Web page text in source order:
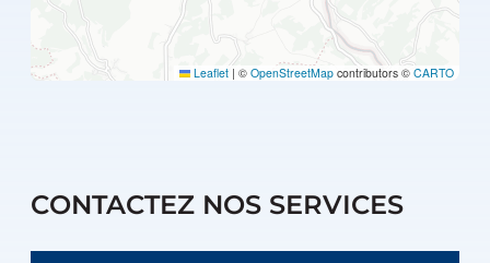
Leaflet | © OpenStreetMap contributors © CARTO
CONTACTEZ NOS SERVICES